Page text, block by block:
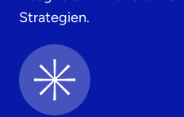
Strategien.